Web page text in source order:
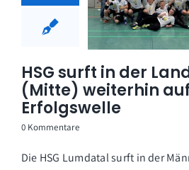
HSG surft in der
(Mitte) weiterhin
Erfolgswelle
0 Kommentare
Die HSG Lumdatal surft in der